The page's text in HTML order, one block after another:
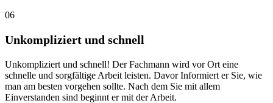
06
Unkompliziert und schnell
Unkompliziert und schnell! Der Fachmann wird vor Ort eine
schnelle und sorgfältige Arbeit leisten. Davor Informiert er Sie, wie
man am besten vorgehen sollte. Nach dem Sie mit allem
Einverstanden sind beginnt er mit der Arbeit.